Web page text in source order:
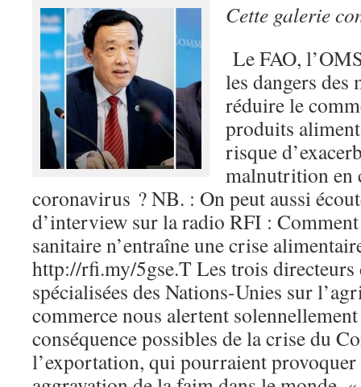
Cette galerie
Le FAO,
les dangers des
réduire le
produits
risque
malnutrition en
coronavirus ? NB. : On peut aussi
d’interview sur la radio RFI :
sanitaire n’entraîne une crise
http://rfi.my/5gse.T Les trois directeurs
spécialisées des Nations-Unies sur
commerce nous alertent
conséquence possibles de la crise du
l’exportation, qui pourraient provoquer